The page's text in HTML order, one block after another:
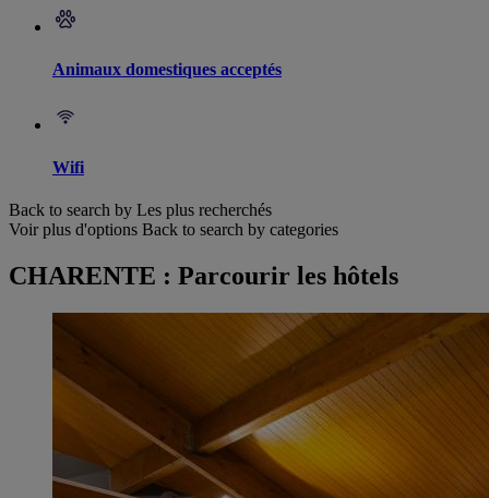
Animaux domestiques acceptés
Wifi
Back to search by Les plus recherchés
Voir plus d'options Back to search by categories
CHARENTE : Parcourir les hôtels